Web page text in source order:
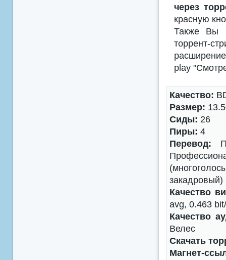
через
красную
Также Вы
торрент-
play
Качество:
Размер:
Сиды: 26
Пиры: 4
Перевод:
Качество
avg, 0.463
Качество
Велес
Скачать
Магнет-